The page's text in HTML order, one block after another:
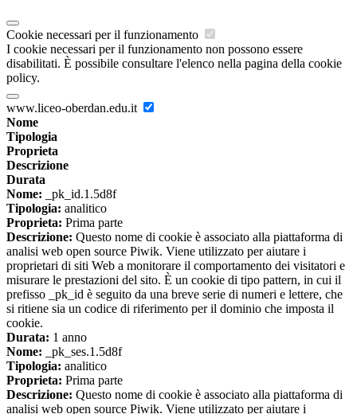
Cookie necessari per il funzionamento
I cookie necessari per il funzionamento non possono essere
disabilitati. È possibile consultare l'elenco nella pagina della cookie
policy.
www.liceo-oberdan.edu.it
Nome
Tipologia
Proprieta
Descrizione
Durata
Nome: _pk_id.1.5d8f
Tipologia: analitico
Proprieta: Prima parte
Descrizione: Questo nome di cookie è associato alla piattaforma di
analisi web open source Piwik. Viene utilizzato per aiutare i
proprietari di siti Web a monitorare il comportamento dei visitatori e
misurare le prestazioni del sito. È un cookie di tipo pattern, in cui il
prefisso _pk_id è seguito da una breve serie di numeri e lettere, che
si ritiene sia un codice di riferimento per il dominio che imposta il
cookie.
Durata: 1 anno
Nome: _pk_ses.1.5d8f
Tipologia: analitico
Proprieta: Prima parte
Descrizione: Questo nome di cookie è associato alla piattaforma di
analisi web open source Piwik. Viene utilizzato per aiutare i